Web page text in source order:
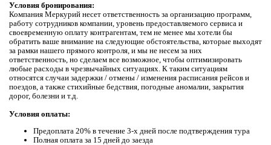
Условия бронирования:
Компания Меркурий несет ответственность за организацию программ,
работу сотрудников компании, уровень предоставляемого сервиса и
своевременную оплату контрагентам, тем не менее мы хотели бы
обратить ваше внимание на следующие обстоятельства, которые выходят
за рамки нашего прямого контроля, и мы не несем за них
ответственность, но сделаем все возможное, чтобы оптимизировать
любые расходы в чрезвычайных ситуациях. К таким ситуациям
относятся случаи задержки / отмены / изменения расписания рейсов и
поездов, а также стихийные бедствия, погодные аномалии, закрытия
дорог, болезни и т.д.
Условия оплаты:
Предоплата 20% в течение 3-х дней после подтверждения тура
Полная оплата за 15 дней до заезда